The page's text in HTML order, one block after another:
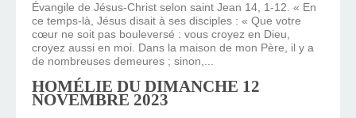
Évangile de Jésus-Christ selon saint Jean 14, 1-12. « En
ce temps-là, Jésus disait à ses disciples : « Que votre
cœur ne soit pas bouleversé : vous croyez en Dieu,
croyez aussi en moi. Dans la maison de mon Père, il y a
de nombreuses demeures ; sinon,...
HOMÉLIE DU DIMANCHE 12
NOVEMBRE 2023